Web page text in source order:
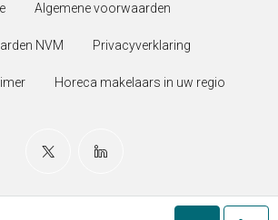
Algemene voorwaarden
NVM Privacyverklaring
Horeca makelaars in uw regio
2006-2026 AWHoreca Adviesgroep